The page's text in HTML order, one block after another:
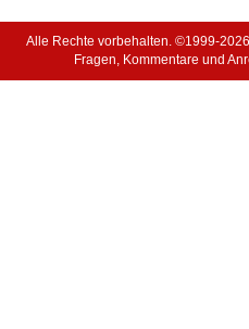
Alle Rechte vorbehalten. ©1999-
Fragen, Kommentare und